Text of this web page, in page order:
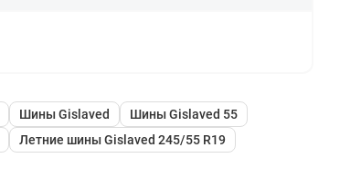
Шины Gislaved
Шины Gislaved 55
Летние шины Gislaved 245/55 R19